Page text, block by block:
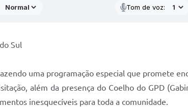
Tom de voz:
Sul
uma programação especial que promete
além da presença do Coelho do GPD
inesquecíveis para toda a comunidade.